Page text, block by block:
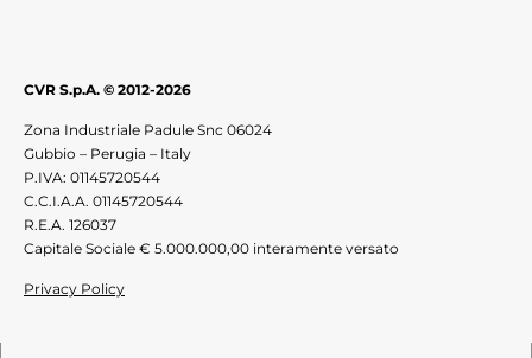
CVR S.p.A. © 2012-2026
Zona Industriale Padule Snc 06024
Gubbio – Perugia – Italy
P.IVA: 01145720544
C.C.I.A.A. 01145720544
R.E.A. 126037
Capitale Sociale € 5.000.000,00 interamente versato
Privacy Policy